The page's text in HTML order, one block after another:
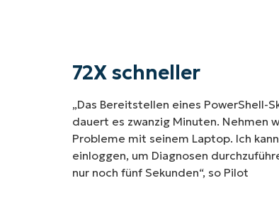
72X schneller
„Das Bereitstellen eines PowerShell-
dauert es zwanzig Minuten. Nehmen
Probleme mit seinem Laptop. Ich
einloggen, um Diagnosen
nur noch fünf Sekunden“, so Pilot